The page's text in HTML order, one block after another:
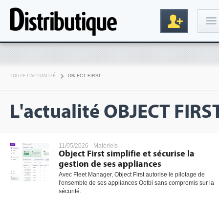
Inscription
TOUTE L'ACTUALITÉ OBJECT FIRST
L'actualité OBJECT
11/05/2026 - Matériels
Object First simplifie et sécurise la
gestion de ses appliances
Avec Fleet Manager, Object First autorise le pilotage de
l'ensemble de ses appliances Ootbi sans compromis sur la
sécurité.